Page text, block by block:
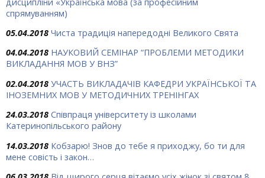
спрямуванням)
05.04.2018 Чиста традиція напередодні Великого Свята
04.04.2018 НАУКОВИЙ СЕМІНАР “ПРОБЛЕМИ МЕТОДИКИ
ВИКЛАДАННЯ МОВ У ВНЗ”
02.04.2018 УЧАСТЬ ВИКЛАДАЧІВ КАФЕДРИ УКРАЇНСЬКОЇ ТА
ІНОЗЕМНИХ МОВ У МЕТОДИЧНИХ ТРЕНІНГАХ
24.03.2018 Співпраця університету із школами
Катеринопільського району
14.03.2018 Кобзарю! Знов до тебе я приходжу, бо ти для
мене совість і закон…